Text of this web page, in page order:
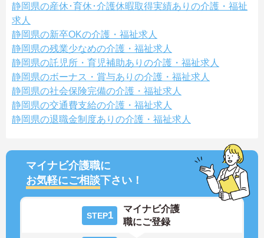
静岡県の産休･育休･介護休暇取得実績ありの介護・福祉
求人
静岡県の新卒OKの介護・福祉求人
静岡県の残業少なめの介護・福祉求人
静岡県の託児所・育児補助ありの介護・福祉求人
静岡県のボーナス・賞与ありの介護・福祉求人
静岡県の社会保険完備の介護・福祉求人
静岡県の交通費支給の介護・福祉求人
静岡県の退職金制度ありの介護・福祉求人
マイナビ介護職に
お気軽にご相談下さい！
STEP1
マイナビ介護
職にご登録